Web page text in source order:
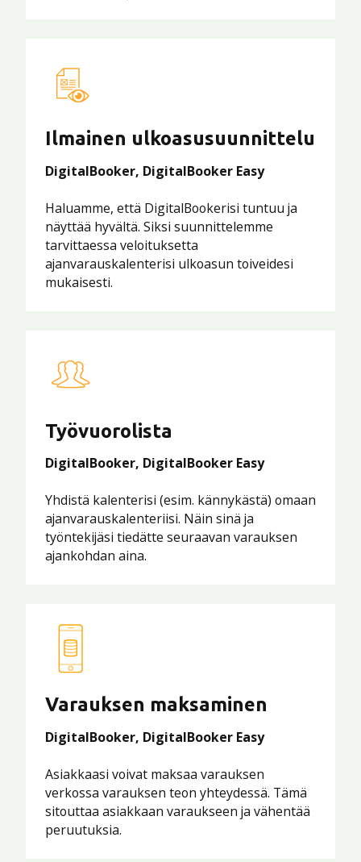
Ilmainen ulkoasusuunnittelu
DigitalBooker, DigitalBooker Easy
Haluamme, että DigitalBookerisi tuntuu ja
näyttää hyvältä. Siksi suunnittelemme
tarvittaessa veloituksetta
ajanvarauskalenterisi ulkoasun toiveidesi
mukaisesti.
Työvuorolista
DigitalBooker, DigitalBooker Easy
Yhdistä kalenterisi (esim. kännykästä) omaan
ajanvarauskalenteriisi. Näin sinä ja
työntekijäsi tiedätte seuraavan varauksen
ajankohdan aina.
Varauksen maksaminen
DigitalBooker, DigitalBooker Easy
Asiakkaasi voivat maksaa varauksen
verkossa varauksen teon yhteydessä. Tämä
sitouttaa asiakkaan varaukseen ja vähentää
peruutuksia.